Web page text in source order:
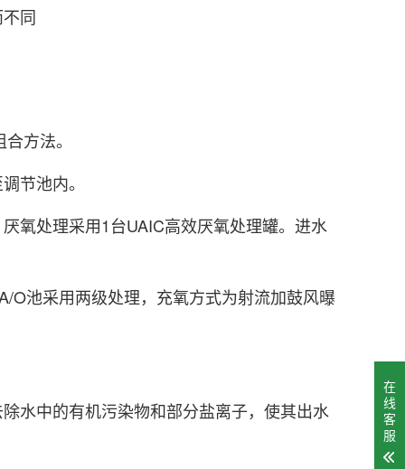
同
方法。
节池内。
氧处理采用1台UAIC高效厌氧处理罐。进水
O池采用两级处理，充氧方式为射流加鼓风曝
水中的有机污染物和部分盐离子，使其出水
在
线
客
服